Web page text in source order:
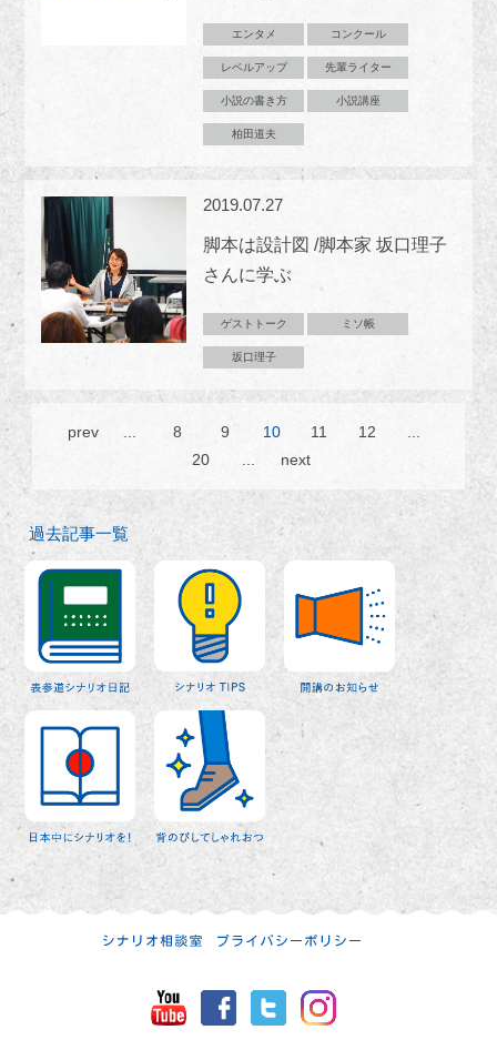
エンタメ コンクール
レベルアップ 先輩ライター
小説の書き方 小説講座
柏田道夫
2019.07.27
脚本は設計図 /脚本家 坂口理子
さんに学ぶ
ゲストトーク ミソ帳
坂口理子
prev 8 9 10 11 12
20
next
過去記事一覧